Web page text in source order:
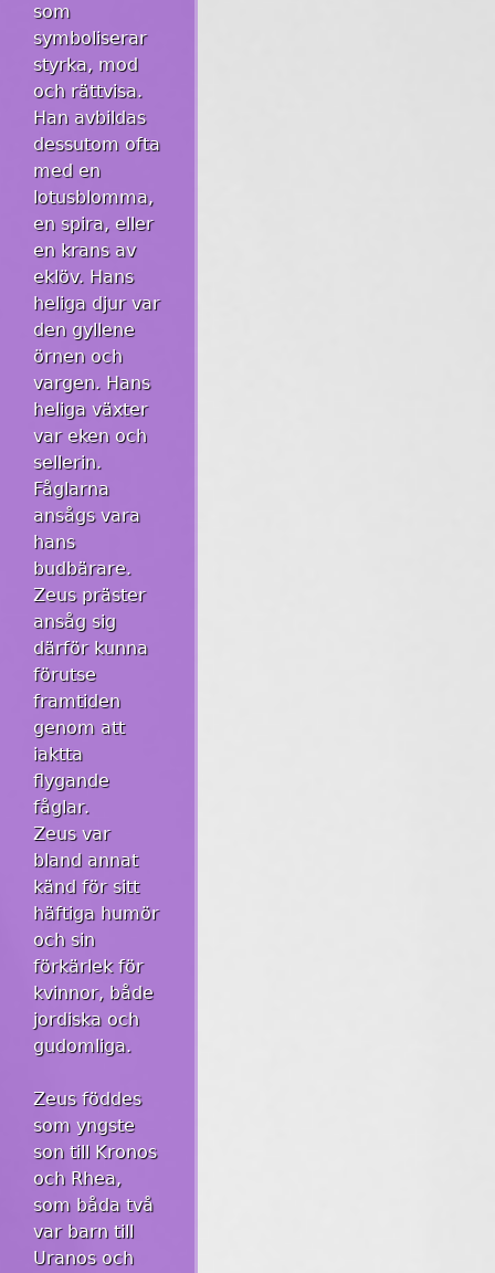
som
symboliserar
styrka, mod
och rättvisa.
Han avbildas
dessutom ofta
med en
lotusblomma,
en spira, eller
en krans av
eklöv. Hans
heliga djur var
den gyllene
örnen och
vargen. Hans
heliga växter
var eken och
sellerin.
Fåglarna
ansågs vara
hans
budbärare.
Zeus präster
ansåg sig
därför kunna
förutse
framtiden
genom att
iaktta
flygande
fåglar.
Zeus var
bland annat
känd för sitt
häftiga humör
och sin
förkärlek för
kvinnor, både
jordiska och
gudomliga.
Zeus föddes
som yngste
son till Kronos
och Rhea,
som båda två
var barn till
Uranos och